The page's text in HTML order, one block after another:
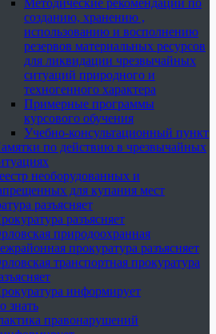
Методические рекомендации по
созданию, хранению ,
использованию и восполнению
резервов материальных ресурсов
для ликвидации чрезвычайных
ситуаций природного и
техногенного характера
Примерные программы
курсового обучения
Учебно-консультационный пункт
по действию в чрезвычайных
необорудованных и
для купания мест
разъясняет
разъясняет
природоохранная
прокуратура разъясняет
транспортная прокуратура
информирует
знать
правонарушений